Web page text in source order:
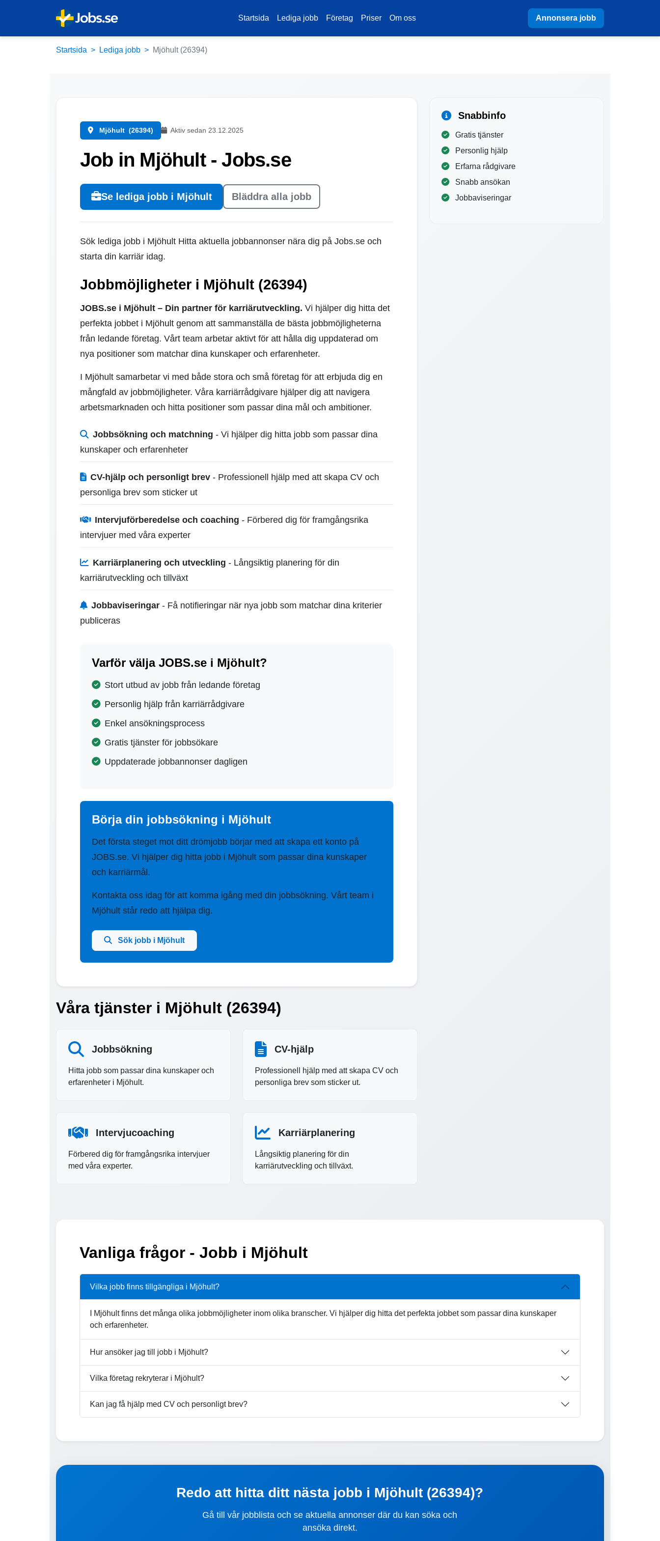
Startsida Lediga jobb Företag Priser Om oss Annonsera jobb
Startsida Lediga jobb Mjöhult (26394)
Mjöhult (26394) Aktiv sedan 23.12.2025
Job in Mjöhult - Jobs.se
Se lediga jobb i Mjöhult Bläddra alla jobb
Sök lediga jobb i Mjöhult Hitta aktuella jobbannonser nära dig på Jobs.se och
starta din karriär idag.
Jobbmöjligheter i Mjöhult (26394)
JOBS.se i Mjöhult – Din partner för karriärutveckling. Vi hjälper dig hitta det
perfekta jobbet i Mjöhult genom att sammanställa de bästa jobbmöjligheterna
från ledande företag. Vårt team arbetar aktivt för att hålla dig uppdaterad om
nya positioner som matchar dina kunskaper och erfarenheter.
I Mjöhult samarbetar vi med både stora och små företag för att erbjuda dig en
mångfald av jobbmöjligheter. Våra karriärrådgivare hjälper dig att navigera
arbetsmarknaden och hitta positioner som passar dina mål och ambitioner.
Jobbsökning och matchning - Vi hjälper dig hitta jobb som passar dina
kunskaper och erfarenheter
CV-hjälp och personligt brev- Professionell hjälp med att skapa CV och
personliga brev som sticker ut
Intervjuförberedelse och coaching - Förbered dig för framgångsrika
intervjuer med våra experter
Karriärplanering och utveckling - Långsiktig planering för din
karriärutveckling och tillväxt
Jobbaviseringar- Få notifieringar när nya jobb som matchar dina kriterier
publiceras
Varför välja JOBS.se i Mjöhult?
Stort utbud av jobb från ledande företag
Personlig hjälp från karriärrådgivare
Enkel ansökningsprocess
Gratis tjänster för jobbsökare
Uppdaterade jobbannonser dagligen
Börja din jobbsökning i Mjöhult
Det första steget mot ditt drömjobb börjar med att skapa ett konto på
JOBS.se. Vi hjälper dig hitta jobb i Mjöhult som passar dina kunskaper
och karriärmål.
Kontakta oss idag för att komma igång med din jobbsökning. Vårt team i
Mjöhult står redo att hjälpa dig.
Sök jobb i Mjöhult
Våra tjänster i Mjöhult (26394)
Jobbsökning
Hitta jobb som passar dina kunskaper och
erfarenheter i Mjöhult.
CV-hjälp
Professionell hjälp med att skapa CV och
personliga brev som sticker ut.
Intervjucoaching
Förbered dig för framgångsrika intervjuer
med våra experter.
Karriärplanering
Långsiktig planering för din
karriärutveckling och tillväxt.
Snabbinfo
Gratis tjänster
Personlig hjälp
Erfarna rådgivare
Snabb ansökan
Jobbaviseringar
Vanliga frågor - Jobb i Mjöhult
Vilka jobb finns tillgängliga i Mjöhult?
I Mjöhult finns det många olika jobbmöjligheter inom olika branscher. Vi hjälper dig hitta det perfekta jobbet som passar dina kunskaper
och erfarenheter.
Hur ansöker jag till jobb i Mjöhult?
Vilka företag rekryterar i Mjöhult?
Kan jag få hjälp med CV och personligt brev?
Redo att hitta ditt nästa jobb i Mjöhult (26394)?
Gå till vår jobblista och se aktuella annonser där du kan söka och
ansöka direkt.